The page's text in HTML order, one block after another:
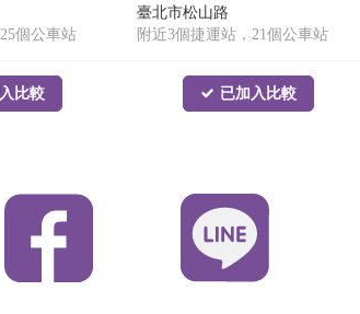
個公車站
比較
臺北市松山路
附近3個捷運站，21個公車站
已加入比較